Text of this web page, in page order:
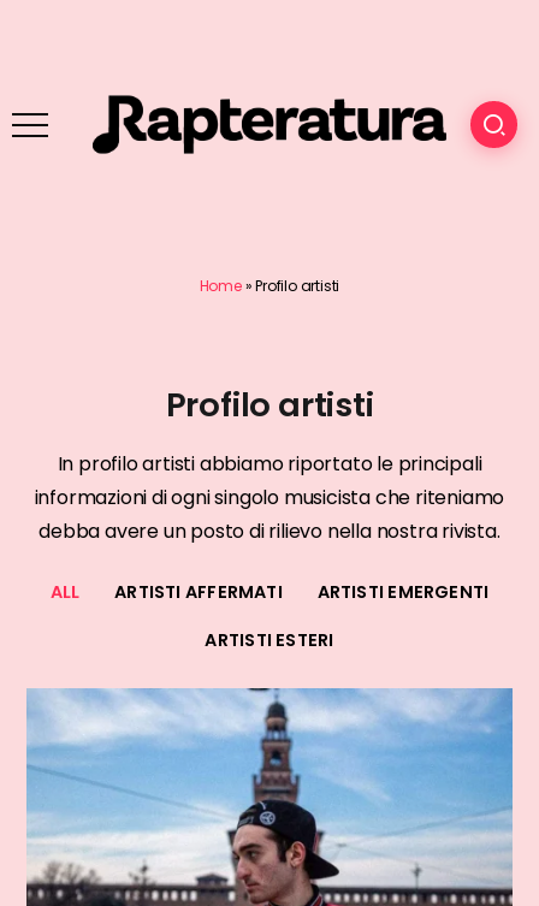
Home»Profilo artisti
Profilo artisti
In profilo artisti abbiamo riportato le principali
informazioni di ogni singolo musicista che riteniamo
debba avere un posto di rilievo nella nostra rivista.
ALL ARTISTI AFFERMATI ARTISTI EMERGENTI
ARTISTI ESTERI